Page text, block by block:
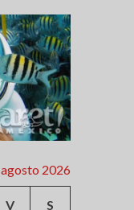
agosto 2026
V S